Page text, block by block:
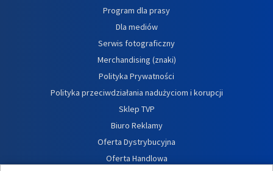
Program dla prasy
Dla mediów
Serwis fotograficzny
Merchandising (znaki)
Polityka Prywatności
Polityka przeciwdziałania nadużyciom i korupcji
Sklep TVP
Biuro Reklamy
Oferta Dystrybucyjna
Oferta Handlowa